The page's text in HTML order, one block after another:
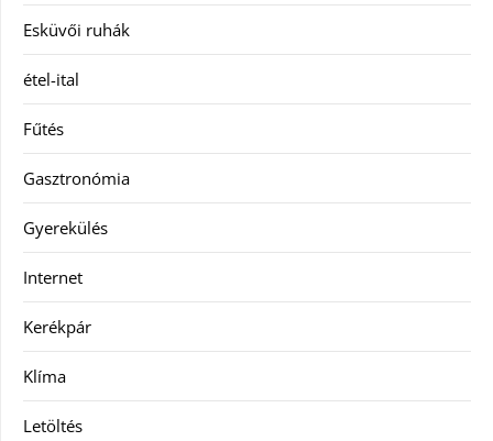
Esküvői ruhák
étel-ital
Fűtés
Gasztronómia
Gyerekülés
Internet
Kerékpár
Klíma
Letöltés